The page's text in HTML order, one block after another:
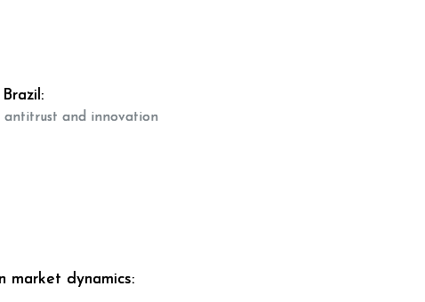
antitrust and innovation
market dynamics: